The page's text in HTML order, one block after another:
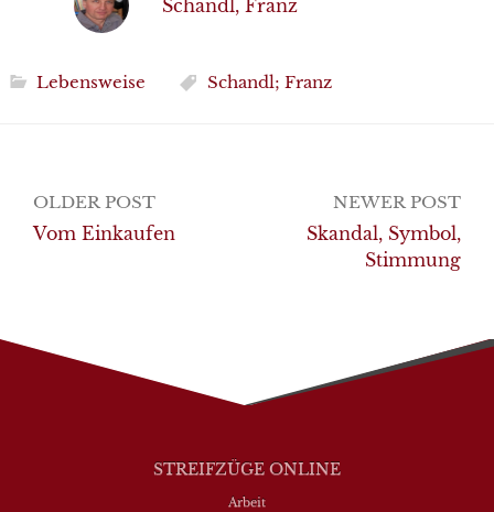
Schandl, Franz
Lebensweise Schandl; Franz
Post
navigation
OLDER POST
Vom Einkaufen
NEWER POST
Skandal, Symbol,
Stimmung
STREIFZÜGE ONLINE
Arbeit